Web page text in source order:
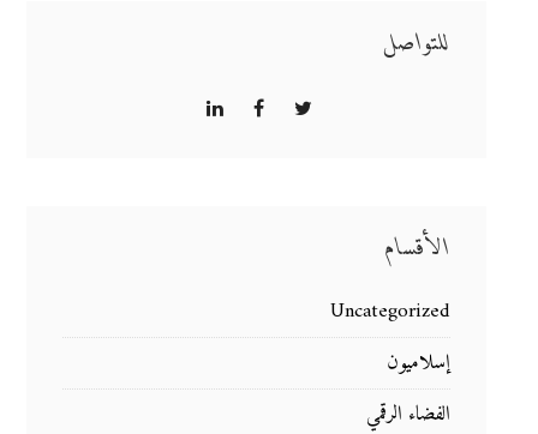
للتواصل
الأقسام
Uncategorized
إسلاميون
الفضاء الرقمي